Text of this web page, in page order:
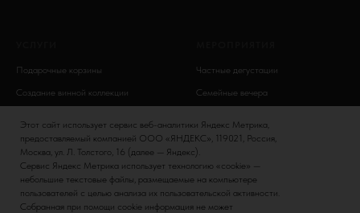
Этот сайт использует сервис веб-аналитики Яндекс Метрика,
предоставляемый компанией ООО «ЯНДЕКС», 119021, Россия,
Москва, ул. Л. Толстого, 16 (далее — Яндекс).
Сервис Яндекс Метрика использует технологию «cookie» —
небольшие текстовые файлы, размещаемые на компьютере
пользователей с целью анализа их пользовательской активности.
Собранная при помощи cookie информация не может
Подарочные корзины
Создание винной коллекции
Частные дегустации
Семейные вечера
Дни рождения
ИНФОРМАЦИЯ
Политика конфиденциальности